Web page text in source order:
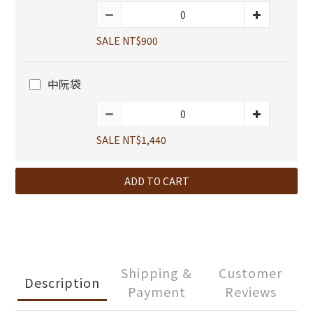
SALE NT$900
中阮袋
SALE NT$1,440
ADD TO CART
Description
Shipping &
Payment
Customer
Reviews